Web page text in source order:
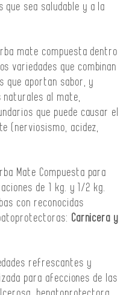
que sea saludable y a la
mate compuesta dentro
variedades que combinan
que aportan sabor, y
naturales al mate,
que puede causar el
(nerviosismo, acidez,
Mate Compuesta para
de 1 kg. y 1/2 kg.
con reconocidas
Carnicera y
refrescantes y
para afecciones de las